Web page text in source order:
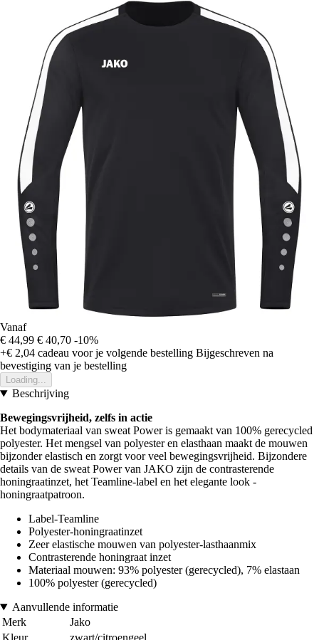
Vanaf
€ 44,99 € 40,70 -10%
+€ 2,04 cadeau voor je volgende bestelling Bijgeschreven na
bevestiging van je bestelling
Loading...
Beschrijving
Bewegingsvrijheid, zelfs in actie
Het bodymateriaal van sweat Power is gemaakt van 100% gerecycled
polyester. Het mengsel van polyester en elasthaan maakt de mouwen
bijzonder elastisch en zorgt voor veel bewegingsvrijheid. Bijzondere
details van de sweat Power van JAKO zijn de contrasterende
honingraatinzet, het Teamline-label en het elegante look -
honingraatpatroon.
Label-Teamline
Polyester-honingraatinzet
Zeer elastische mouwen van polyester-lasthaanmix
Contrasterende honingraat inzet
Materiaal mouwen: 93% polyester (gerecycled), 7% elastaan
100% polyester (gerecycled)
Aanvullende informatie
Merk
Jako